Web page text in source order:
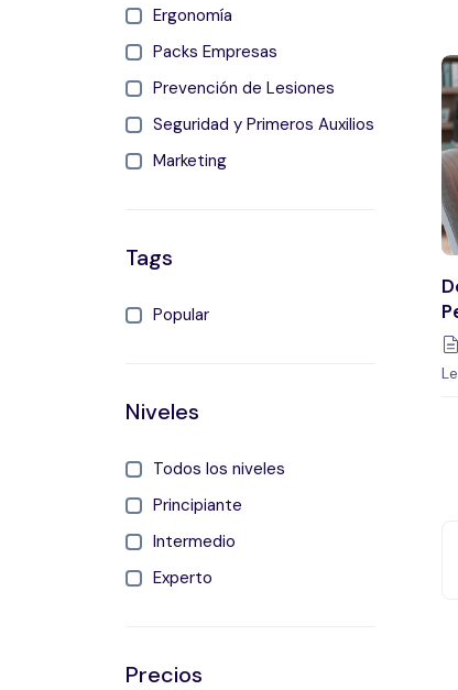
Ergonomía
Packs Empresas
Prevención de Lesiones
Seguridad y Primeros Auxilios
Marketing
Tags
Popular
Niveles
Todos los niveles
Principiante
Intermedio
Experto
Precios